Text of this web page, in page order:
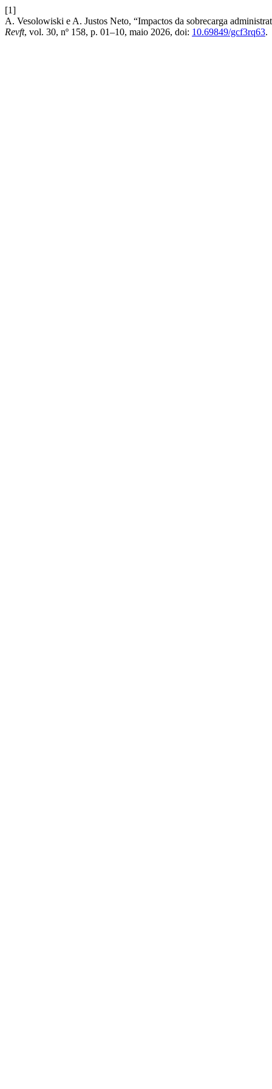
[1]
A. Vesolowiski e A. Justos Neto, “Impactos da sobrecarga
Revft, vol. 30, nº 158, p. 01–10, maio 2026, doi: 10.69849/gcf3rq63.